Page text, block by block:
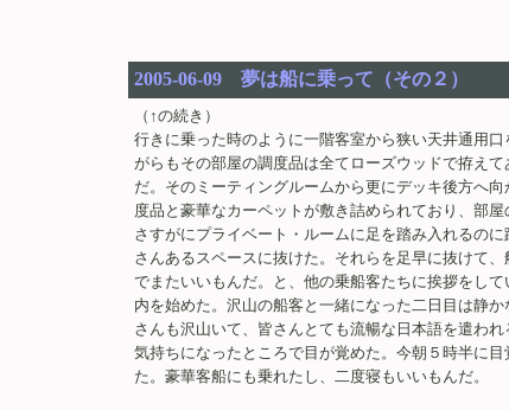
2005-06-09 夢は船に乗って（その２）
（↑の続き）
行きに乗った時のように一階客室から狭い天井通用
がらもその部屋の調度品は全てローズウッドで拵え
だ。そのミーティングルームから更にデッキ後方へ
度品と豪華なカーペットが敷き詰められており、部
さすがにプライベート・ルームに足を踏み入れるの
さんあるスペースに抜けた。それらを足早に抜けて
でまたいいもんだ。と、他の乗船客たちに挨拶をし
内を始めた。沢山の船客と一緒になった二日目は静
さんも沢山いて、皆さんとても流暢な日本語を遣わ
気持ちになったところで目が覚めた。今朝５時半に
た。豪華客船にも乗れたし、二度寝もいいもんだ。